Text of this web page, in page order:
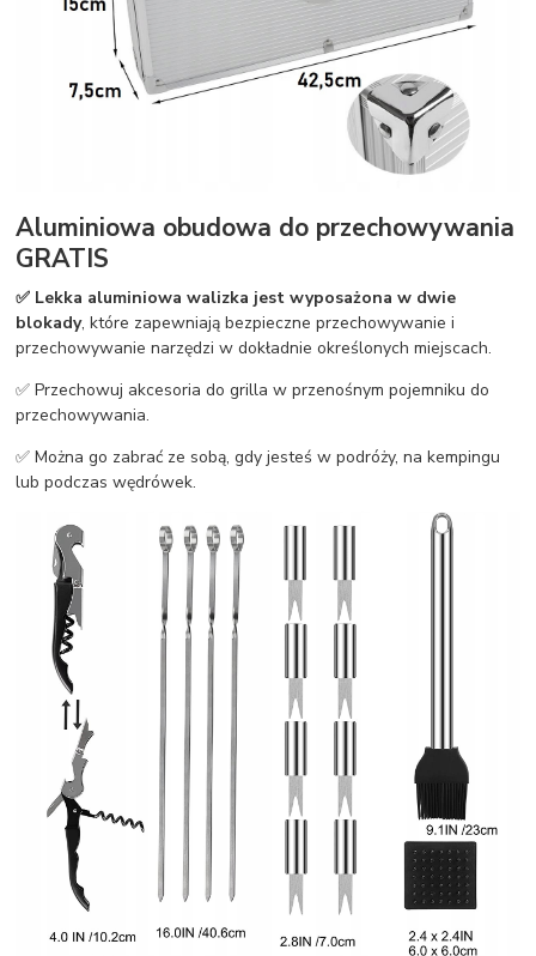
Aluminiowa obudowa do przechowywania
GRATIS
✅ Lekka aluminiowa walizka jest wyposażona w dwie
blokady, które zapewniają bezpieczne przechowywanie i
przechowywanie narzędzi w dokładnie określonych miejscach.
✅ Przechowuj akcesoria do grilla w przenośnym pojemniku do
przechowywania.
✅ Można go zabrać ze sobą, gdy jesteś w podróży, na kempingu
lub podczas wędrówek.